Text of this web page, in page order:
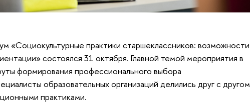
«Социокультурные практики старшеклассников: возможности
состоялся 31 октября. Главной темой мероприятия в
формирования профессионального выбора
образовательных организаций делились друг с другом
практиками.